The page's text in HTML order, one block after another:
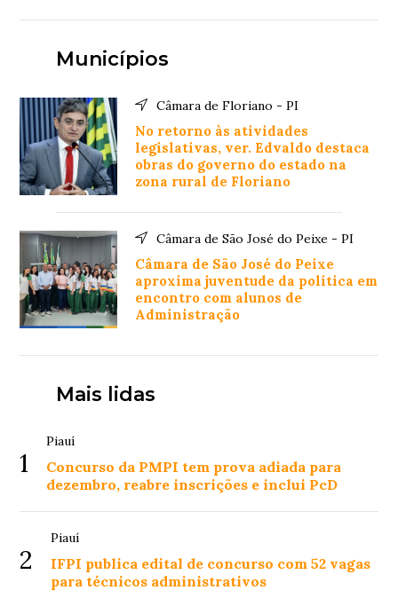
Municípios
Câmara de Floriano - PI
No retorno às atividades
legislativas, ver. Edvaldo destaca
obras do governo do estado na
zona rural de Floriano
Câmara de São José do Peixe - PI
Câmara de São José do Peixe
aproxima juventude da política em
encontro com alunos de
Administração
Mais lidas
1
Piauí
Concurso da PMPI tem prova adiada para
dezembro, reabre inscrições e inclui PcD
2
Piauí
IFPI publica edital de concurso com 52 vagas
para técnicos administrativos